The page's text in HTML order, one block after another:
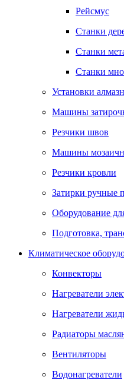
Рейсмус
Станки
Станки
Станки
Установки
Машины
Резчики швов
Машины
Резчики кровли
Затирки ручные
Оборудование
Подготовка,
Климатическое
Конвекторы
Нагреватели
Нагреватели
Радиаторы
Вентиляторы
Водонагреватели